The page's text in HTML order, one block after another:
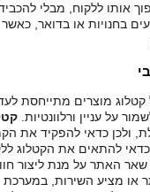
אותו ללקוח, מבלי
בחנויות או בדואר, כאשר
מוצרים מתייחסת
על עניין ורלוונטיות.
ולכן כדאי להפקיד את
להתאים את הקטלוג
האתר על מנת ליצור
או מציע השירות,